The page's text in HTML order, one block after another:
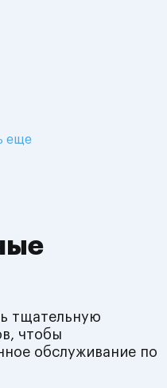
еще
тщательную
чтобы
обслуживание по